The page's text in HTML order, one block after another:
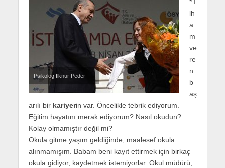
Psikolog İlknur Peder
lh
a
m
ve
re
n
b
aş
arılı bir kariyerin var. Öncelikle tebrik ediyorum.
Eğitim hayatını merak ediyorum? Nasıl okudun?
Kolay olmamıştır değil mi?
Okula gitme yaşım geldiğinde, maalesef okula
alınmamışım. Babam beni kayıt ettirmek için birkaç
okula gidiyor, kaydetmek istemiyorlar. Okul müdürü,